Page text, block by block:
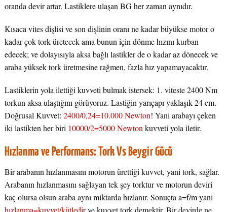
oranda devir artar. Lastiklere ulaşan BG her zaman aynıdır.
Kısaca vites dişlisi ve son dişlinin oranı ne kadar büyükse motor o
kadar çok tork üretecek ama bunun için dönme hızını kurban
edecek; ve dolayısıyla aksa bağlı lastikler de o kadar az dönecek ve
araba yüksek tork üretmesine rağmen, fazla hız yapamayacaktır.
Lastiklerin yola ilettiği kuvveti bulmak istersek: 1. viteste 2400 Nm
torkun aksa ulaştığını görüyoruz. Lastiğin yarıçapı yaklaşık 24 cm.
Doğrusal Kuvvet: 2400/0,24=10.000 Newton! Yani arabayı çeken
iki lastikten her biri 10000/2=5000 Newton kuvveti yola iletir.
Hızlanma ve Performans: Tork Vs Beygir Gücü
Bir arabanın hızlanmasını motorun ürettiği kuvvet, yani tork, sağlar.
Arabanın hızlanmasını sağlayan tek şey torktur ve motorun deviri
kaç olursa olsun araba aynı miktarda hızlanır. Sonuçta a=f/m yani
hızlanma=kuvvet/kütledirve kuvvet tork demektir. Bir devirde ne